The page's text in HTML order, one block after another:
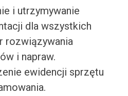
i utrzymywanie
dla wszystkich
rozwiązywania
i napraw.
ewidencji sprzętu